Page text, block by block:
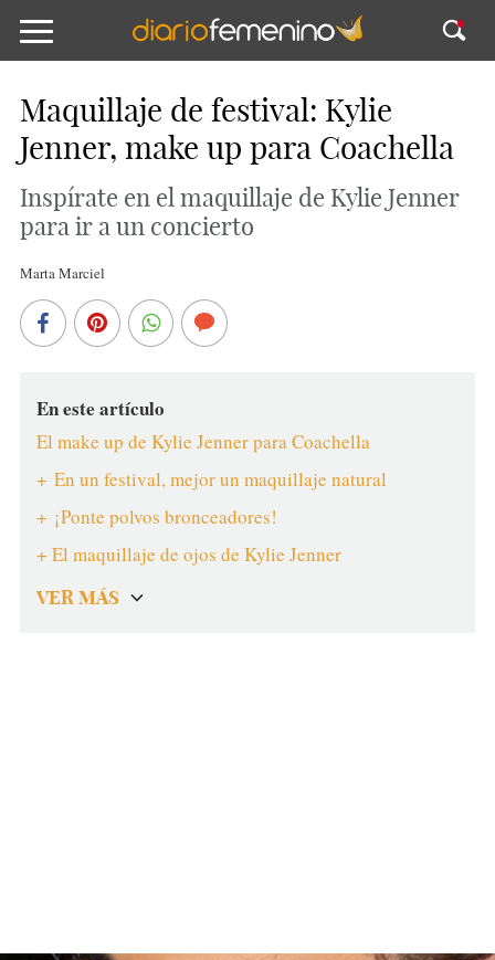
Maquillaje de festival: Kylie
Jenner, make up para Coachella
Inspírate en el maquillaje de Kylie Jenner
para ir a un concierto
Marta Marciel
En este artículo
El make up de Kylie Jenner para Coachella
+ En un festival, mejor un maquillaje natural
+ ¡Ponte polvos bronceadores!
+ El maquillaje de ojos de Kylie Jenner